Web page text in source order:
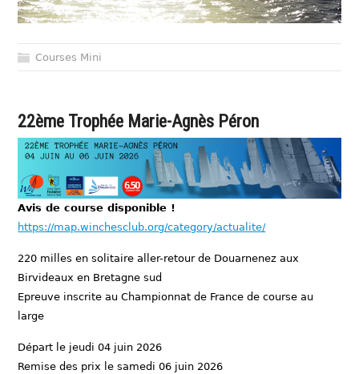
Courses Mini
22ème Trophée Marie-Agnès Péron
Avis de course disponible !
https://map.winchesclub.org/category/actualite/
220 milles en solitaire aller-retour de Douarnenez aux
Birvideaux en Bretagne sud
Epreuve inscrite au Championnat de France de course au
large
Départ le jeudi 04 juin 2026
Remise des prix le samedi 06 juin 2026